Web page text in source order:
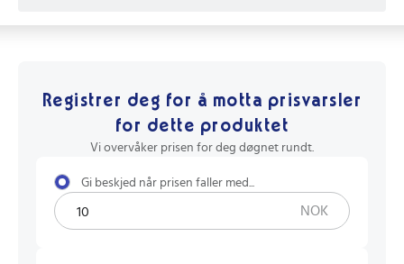
Registrer deg for å motta prisvarsler
for dette produktet
Vi overvåker prisen for deg døgnet rundt.
Gi beskjed når prisen faller med...
NOK